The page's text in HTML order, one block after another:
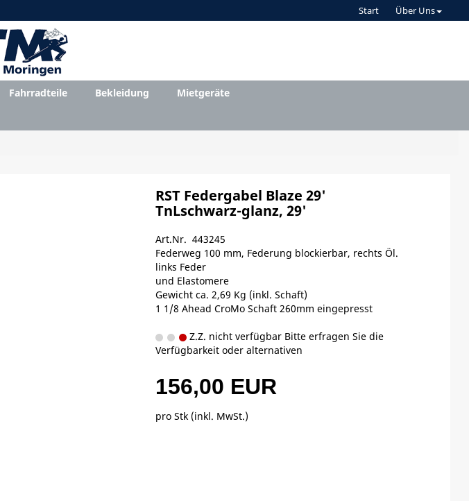
Start Über Uns
Fahrradteile Bekleidung
Mietgeräte
RST Federgabel Blaze 29'
TnLschwarz-glanz, 29'
Art.Nr. 443245
Federweg 100 mm, Federung blockierbar, rechts Öl.
links Feder
und Elastomere
Gewicht ca. 2,69 Kg (inkl. Schaft)
1 1/8 Ahead CroMo Schaft 260mm eingepresst
Z.Z. nicht verfügbar Bitte erfragen Sie die
Verfügbarkeit oder alternativen
156,00 EUR
pro Stk (inkl. MwSt.)